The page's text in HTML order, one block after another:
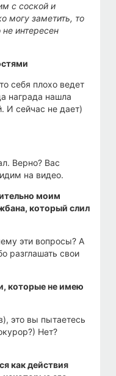
с соской и
могу заметить, то
интересен
себя плохо ведет
награда нашла
И сейчас не дает)
Верно? Вас
на видео.
моим
который слил
эти вопросы? А
разглашать свои
которые не имею
это вы пытаетесь
Нет?
как действия